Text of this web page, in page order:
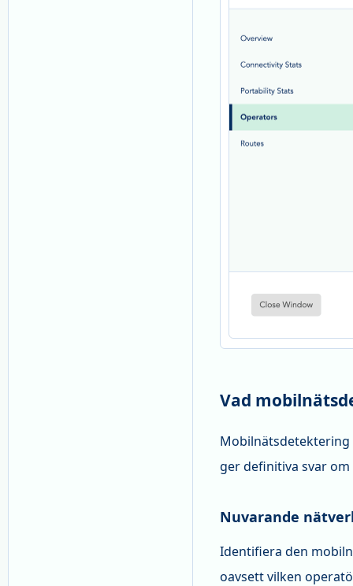
Vad
ger definitiva svar
Nuvarande
Identifiera den
oavsett vilken